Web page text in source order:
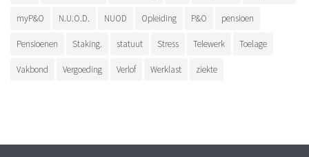
myP&O N.U.O.D. NUOD Opleiding P&O pensioen
Pensioenen Staking. statuut Stress Telewerk Toelage
Vakbond Vergoeding Verlof Werklast ziekte